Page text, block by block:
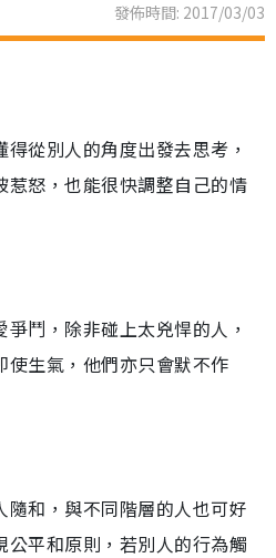
發佈時間: 2017/03/03
從別人的角度出發去思考，
惹怒，也能很快調整自己的情
鬥，除非碰上太兇悍的人，
使生氣，他們亦只會默不作
隨和，與不同階層的人也可好
平和原則，若別人的行為觸